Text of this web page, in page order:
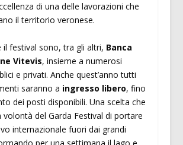
di una delle lavorazioni che
il territorio veronese.
il festival sono, tra gli altri, Banca
Vitevis, insieme a numerosi
e privati. Anche quest’anno tutti
saranno a ingresso libero, fino
dei posti disponibili. Una scelta che
del Garda Festival di portare
internazionale fuori dai grandi
per una settimana il lago e